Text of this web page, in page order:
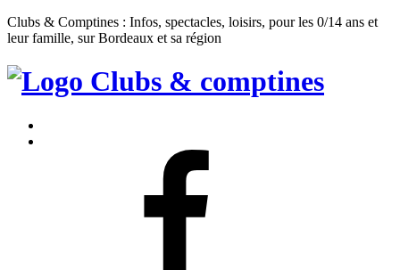
Clubs & Comptines : Infos, spectacles, loisirs, pour les 0/14 ans et
leur famille, sur Bordeaux et sa région
Clubs
Comptines